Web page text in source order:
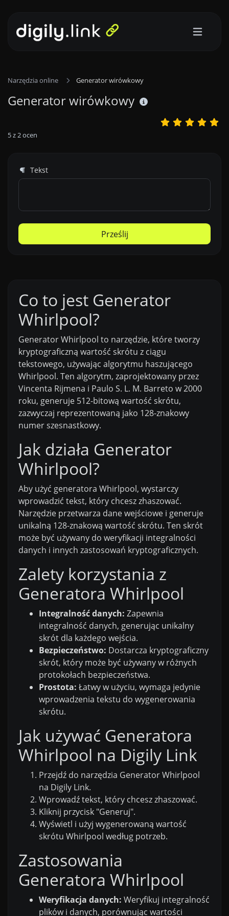
Narzędzia online Generator wirówkowy
Generator wirówkowy
5z2ocen
Tekst
Prześlij
Co to jest Generator
Whirlpool?
Generator Whirlpool to narzędzie, które tworzy
kryptograficzną wartość skrótu z ciągu
tekstowego, używając algorytmu haszującego
Whirlpool. Ten algorytm, zaprojektowany przez
Vincenta Rijmena i Paulo S. L. M. Barreto w 2000
roku, generuje 512-bitową wartość skrótu,
zazwyczaj reprezentowaną jako 128-znakowy
numer szesnastkowy.
Jak działa Generator
Whirlpool?
Aby użyć generatora Whirlpool, wystarczy
wprowadzić tekst, który chcesz zhaszować.
Narzędzie przetwarza dane wejściowe i generuje
unikalną 128-znakową wartość skrótu. Ten skrót
może być używany do weryfikacji integralności
danych i innych zastosowań kryptograficznych.
Zalety korzystania z
Generatora Whirlpool
Integralność danych: Zapewnia
integralność danych, generując unikalny
skrót dla każdego wejścia.
Bezpieczeństwo: Dostarcza kryptograficzny
skrót, który może być używany w różnych
protokołach bezpieczeństwa.
Prostota: Łatwy w użyciu, wymaga jedynie
wprowadzenia tekstu do wygenerowania
skrótu.
Jak używać Generatora
Whirlpool na Digily Link
Przejdź do narzędzia Generator Whirlpool
na Digily Link.
Wprowadź tekst, który chcesz zhaszować.
Kliknij przycisk "Generuj".
Wyświetl i użyj wygenerowaną wartość
skrótu Whirlpool według potrzeb.
Zastosowania
Generatora Whirlpool
Weryfikacja danych: Weryfikuj integralność
plików i danych, porównując wartości